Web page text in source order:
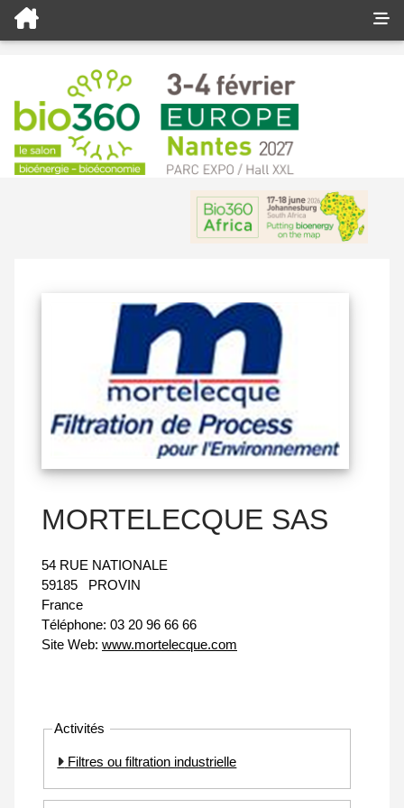
MORTELECQUE SAS
54 RUE NATIONALE
59185
PROVIN
France
Téléphone: 03 20 96 66 66
Site Web: www.mortelecque.com
Activités
Filtres ou filtration industrielle